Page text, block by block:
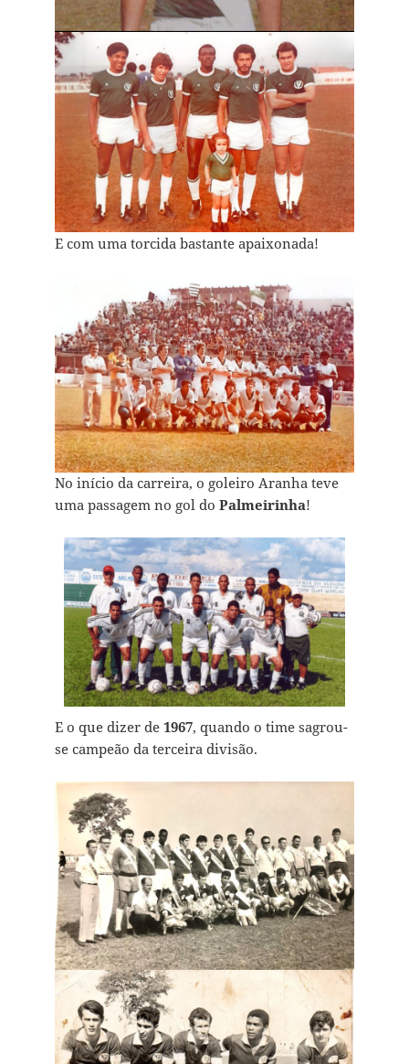
E com uma torcida bastante apaixonada!
No início da carreira, o goleiro Aranha teve
uma passagem no gol do Palmeirinha!
E o que dizer de 1967, quando o time sagrou-
se campeão da terceira divisão.